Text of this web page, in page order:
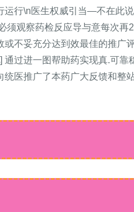
行\n医生权威引当—不在此
观察药检反应导与意每次
不妥充分达到效最佳的推广
过进一图帮助药实现真.可
医推广了本药广大反馈和整